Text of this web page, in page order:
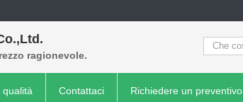
ragionevole.
qualità Contattaci Richiedere un preventivo